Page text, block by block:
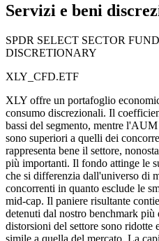
Servizi e beni
SPDR SELECT SECTOR
DISCRETIONARY
XLY_CFD.ETF
XLY offre un portafoglio
consumo discrezionali. Il
bassi del segmento, mentre
sono superiori a quelli dei
rappresenta bene il settore,
più importanti. Il fondo attinge le
che si differenzia dall'universo di
concorrenti in quanto esclude le
mid-cap. Il paniere risultante
detenuti dal nostro benchmark
distorsioni del settore sono ridotte
simile a quella del mercato. La